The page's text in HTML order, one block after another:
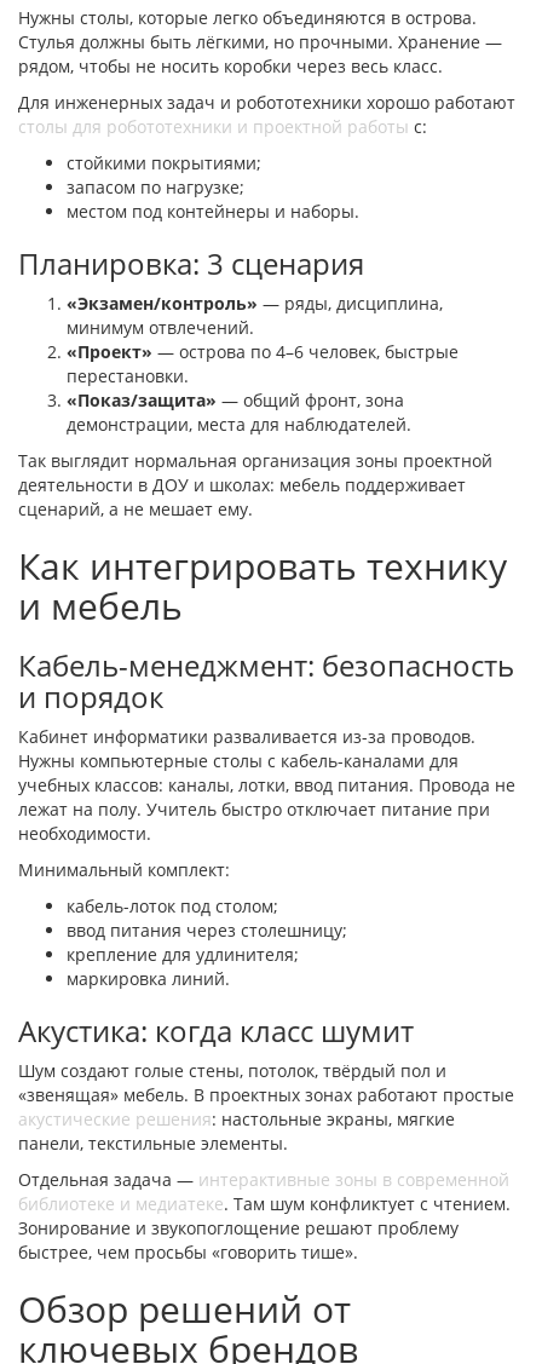
Нужны столы, которые легко объединяются в острова.
Стулья должны быть лёгкими, но прочными. Хранение —
рядом, чтобы не носить коробки через весь класс.
Для инженерных задач и робототехники хорошо работают
столы для робототехники и проектной работы с:
стойкими покрытиями;
запасом по нагрузке;
местом под контейнеры и наборы.
Планировка: 3 сценария
«Экзамен/контроль» — ряды, дисциплина,
минимум отвлечений.
«Проект» — острова по 4–6 человек, быстрые
перестановки.
«Показ/защита» — общий фронт, зона
демонстрации, места для наблюдателей.
Так выглядит нормальная организация зоны проектной
деятельности в ДОУ и школах: мебель поддерживает
сценарий, а не мешает ему.
Как интегрировать технику
и мебель
Кабель-менеджмент: безопасность
и порядок
Кабинет информатики разваливается из-за проводов.
Нужны компьютерные столы с кабель-каналами для
учебных классов: каналы, лотки, ввод питания. Провода не
лежат на полу. Учитель быстро отключает питание при
необходимости.
Минимальный комплект:
кабель-лоток под столом;
ввод питания через столешницу;
крепление для удлинителя;
маркировка линий.
Акустика: когда класс шумит
Шум создают голые стены, потолок, твёрдый пол и
«звенящая» мебель. В проектных зонах работают простые
акустические решения: настольные экраны, мягкие
панели, текстильные элементы.
Отдельная задача — интерактивные зоны в современной
библиотеке и медиатеке. Там шум конфликтует с чтением.
Зонирование и звукопоглощение решают проблему
быстрее, чем просьбы «говорить тише».
Обзор решений от
ключевых брендов